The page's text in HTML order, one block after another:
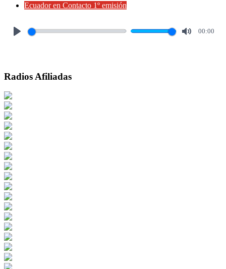
Ecuador en Contacto 1º emisión
00:00
Radios Afiliadas